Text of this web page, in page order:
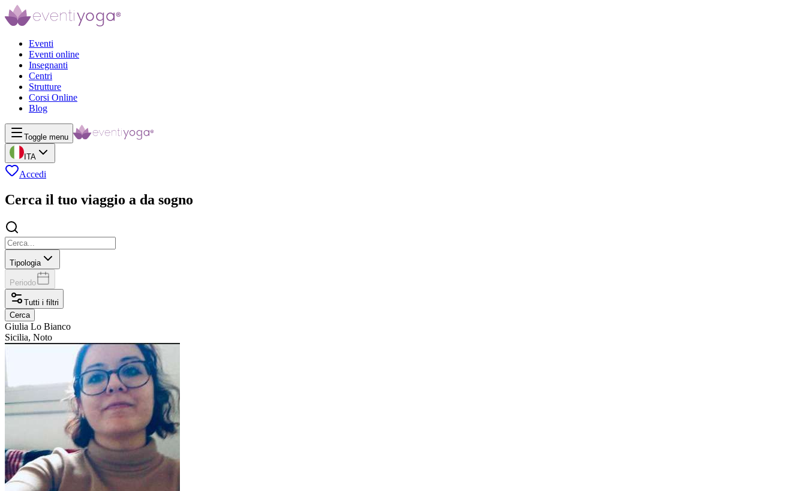
Eventi
Eventi online
Insegnanti
Centri
Strutture
Corsi Online
Blog
Toggle menu
ITA
Accedi
Cerca il tuo viaggio a da sogno
Tipologia
Periodo
Tutti i filtri
Cerca
Giulia Lo Bianco
Sicilia, Noto